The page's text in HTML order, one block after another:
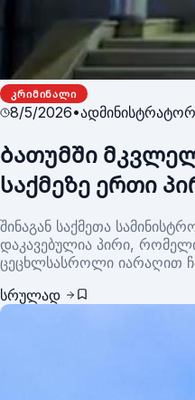
ᲙᲠᲘᲛᲘᲜᲐᲚᲘ
8/5/2026•
ბათუმში
საქმეზე ერთი
შინაგან საქმეთა
დაკავებულია პირი,
ცეცხლსასროლი იარაღით
სრულად